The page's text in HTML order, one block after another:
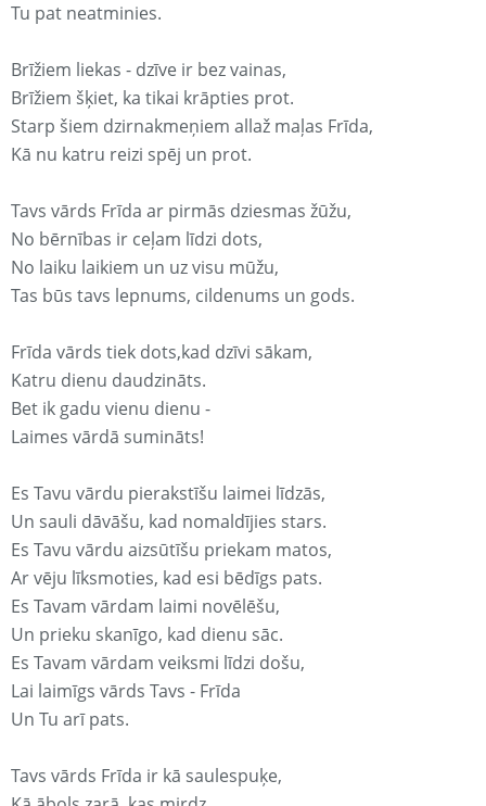
Tu pat neatminies.
Brīžiem liekas - dzīve ir bez vainas,
Brīžiem šķiet, ka tikai krāpties prot.
Starp šiem dzirnakmeņiem allaž maļas Frīda,
Kā nu katru reizi spēj un prot.
Tavs vārds Frīda ar pirmās dziesmas žūžu,
No bērnības ir ceļam līdzi dots,
No laiku laikiem un uz visu mūžu,
Tas būs tavs lepnums, cildenums un gods.
Frīda vārds tiek dots,kad dzīvi sākam,
Katru dienu daudzināts.
Bet ik gadu vienu dienu -
Laimes vārdā sumināts!
Es Tavu vārdu pierakstīšu laimei līdzās,
Un sauli dāvāšu, kad nomaldījies stars.
Es Tavu vārdu aizsūtīšu priekam matos,
Ar vēju līksmoties, kad esi bēdīgs pats.
Es Tavam vārdam laimi novēlēšu,
Un prieku skanīgo, kad dienu sāc.
Es Tavam vārdam veiksmi līdzi došu,
Lai laimīgs vārds Tavs - Frīda
Un Tu arī pats.
Tavs vārds Frīda ir kā saulespuķe,